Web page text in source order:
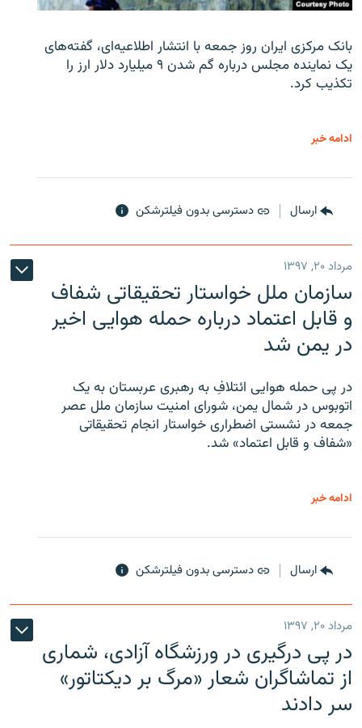
بانک مرکزی ایران روز جمعه با انتشار اطلاعیه‌ای، گفته‌های
یک نماینده مجلس درباره گم شدن ۹ میلیارد دلار ارز را
تکذیب کرد.
ادامه خبر
ارسال دسترسی بدون فیلترشکن
مرداد ۲۰, ۱۳۹۷
سازمان ملل خواستار تحقیقاتی شفاف
و قابل اعتماد درباره حمله هوایی اخیر
در یمن شد
در پی حمله هوایی ائتلافِ به رهبری عربستان به یک
اتوبوس در شمال یمن، شورای امنیت سازمان ملل عصر
جمعه در نشستی اضطراری خواستار انجام تحقیقاتی
«شفاف و قابل اعتماد» شد.
ادامه خبر
ارسال دسترسی بدون فیلترشکن
مرداد ۲۰, ۱۳۹۷
در پی درگیری در ورزشگاه آزادی، شماری
از تماشاگران شعار «مرگ بر دیکتاتور»
سر دادند